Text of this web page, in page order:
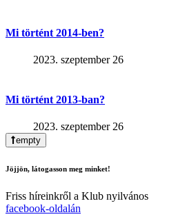
Mi történt 2014-ben?
2023. szeptember 26
Mi történt 2013-ban?
2023. szeptember 26
empty
Jöjjön, látogasson meg minket!
Friss híreinkről a Klub nyilvános
facebook-oldalán